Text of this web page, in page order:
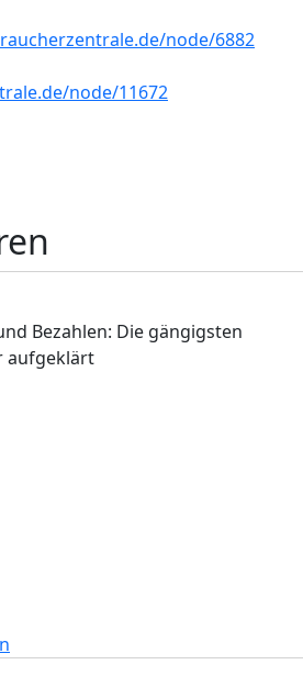
node/6882
node/11672
Bezahlen: Die gängigsten
aufgeklärt